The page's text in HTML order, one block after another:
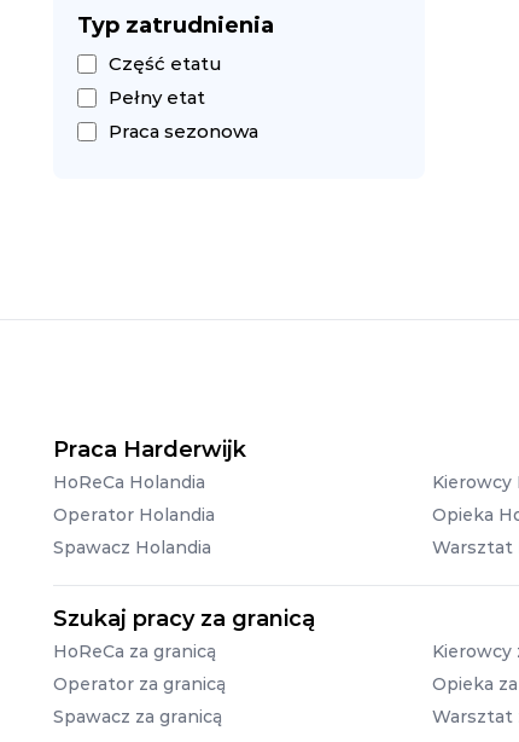
Typ zatrudnienia
Część etatu
Pełny etat
Praca sezonowa
Praca Harderwijk
HoReCa Holandia Kierowcy
Operator Holandia
Opieka
Spawacz Holandia
Warsztat
Szukaj pracy za granicą
HoReCa za granicą Kierowcy
Operator za granicą
Opieka
Spawacz za granicą
Warsztat